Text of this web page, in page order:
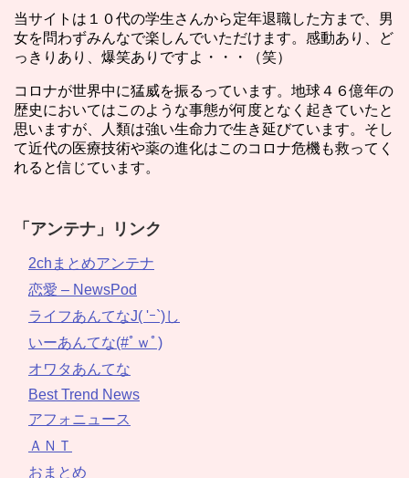
当サイトは１０代の学生さんから定年退職した方まで、男
女を問わずみんなで楽しんでいただけます。感動あり、ど
っきりあり、爆笑ありですよ・・・（笑）
コロナが世界中に猛威を振るっています。地球４６億年の
歴史においてはこのような事態が何度となく起きていたと
思いますが、人類は強い生命力で生き延びています。そし
て近代の医療技術や薬の進化はこのコロナ危機も救ってく
れると信じています。
「アンテナ」リンク
2chまとめアンテナ
恋愛 – NewsPod
ライフあんてなJ( 'ｰ`)し
いーあんてな(#ﾟｗﾟ)
オワタあんてな
Best Trend News
アフォニュース
ＡＮＴ
おまとめ